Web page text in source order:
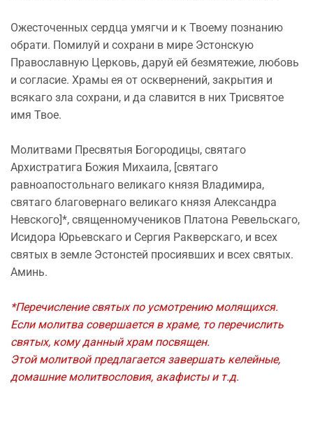
Ожесточенных сердца умягчи и к Твоему познанию
обрати. Помилуй и сохрани в мире Эстонскую
Православную Церковь, даруй ей безмятежие, любовь
и согласие. Храмы ея от осквернений, закрытия и
всякаго зла сохрани, и да славится в них Трисвятое
имя Твое.
Молитвами Пресвятыя Богородицы, святаго
Архистратига Божия Михаила, [святаго
равноапостольнаго великаго князя Владимира,
святаго благовернаго великаго князя Александра
Невского]*, священномучеников Платона Ревельскаго,
Исидора Юрьевскаго и Сергия Ракверскаго, и всех
святых в земле Эстонстей просиявших и всех святых.
Аминь.
*Перечисление святых по усмотрению молящихся.
Если молитва совершается в храме, то перечислить
святых, кому данный храм посвящен.
Этой молитвой предлагается завершать келейные,
домашние молитвословия, акафисты и т.д.